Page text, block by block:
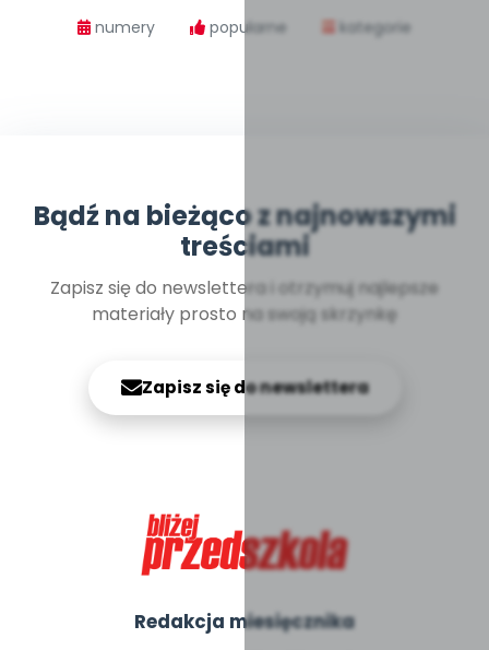
numery popularne kategorie
Bądź na bieżąco z najnowszymi
treściami
Zapisz się do newslettera i otrzymuj najlepsze
materiały prosto na swoją skrzynkę
Zapisz się do newslettera
Redakcja miesięcznika